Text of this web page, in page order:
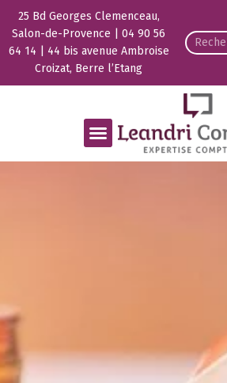
25 Bd Georges Clemenceau,
Salon-de-Provence | 04 90 56
64 14 | 44 bis avenue Ambroise
Croizat, Berre l’Etang